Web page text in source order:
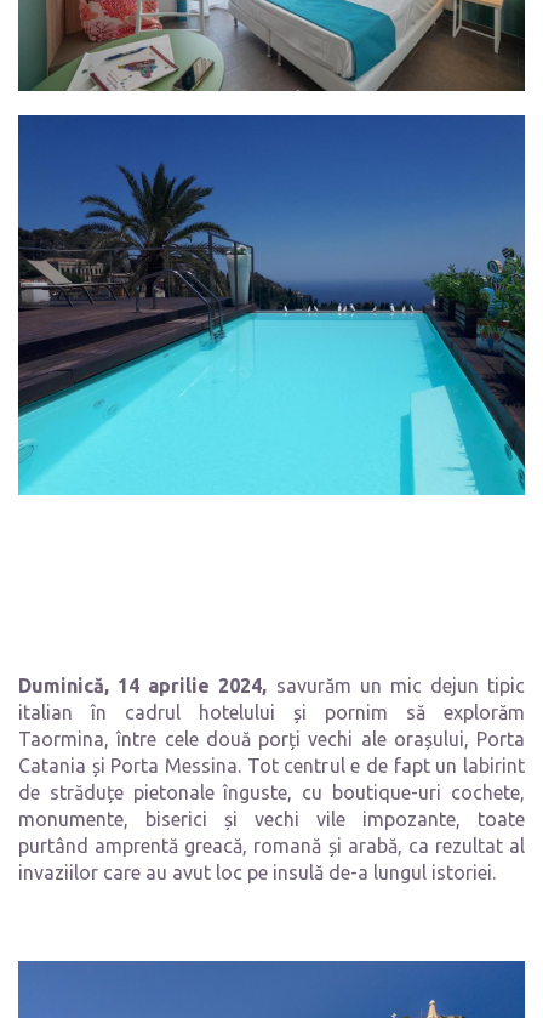
Duminică, 14 aprilie 2024, savurăm un mic dejun tipic
italian în cadrul hotelului și pornim să explorăm
Taormina, între cele două porți vechi ale orașului, Porta
Catania și Porta Messina. Tot centrul e de fapt un labirint
de străduțe pietonale înguste, cu boutique-uri cochete,
monumente, biserici și vechi vile impozante, toate
purtând amprentă greacă, romană și arabă, ca rezultat al
invaziilor care au avut loc pe insulă de-a lungul istoriei.